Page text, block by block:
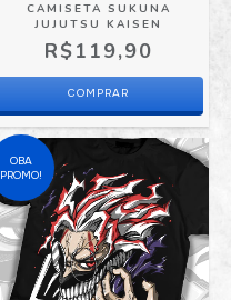
CAMISETA SUKUNA
JUJUTSU KAISEN
R$119,90
COMPRAR
OBA
PROMO!